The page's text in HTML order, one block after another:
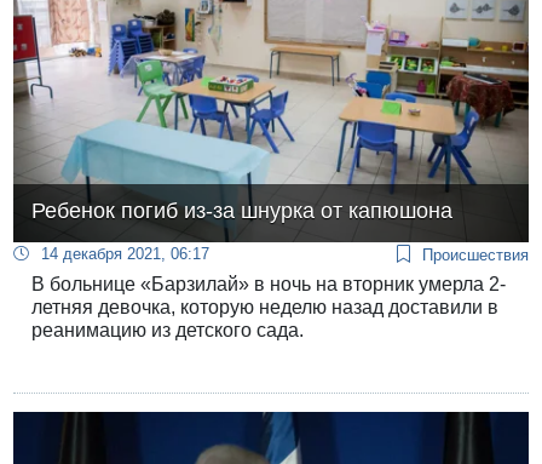
Ребенок погиб из-за шнурка от капюшона
14 декабря 2021, 06:17 Происшествия
В больнице «Барзилай» в ночь на вторник умерла 2-
летняя девочка, которую неделю назад доставили в
реанимацию из детского сада.